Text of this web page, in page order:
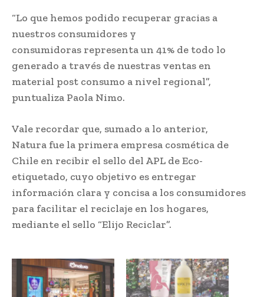
“Lo que hemos podido recuperar gracias a
nuestros consumidores y
consumidoras representa un 41% de todo lo
generado a través de nuestras ventas en
material post consumo a nivel regional”,
puntualiza Paola Nimo.
Vale recordar que, sumado a lo anterior,
Natura fue la primera empresa cosmética de
Chile en recibir el sello del APL de Eco-
etiquetado, cuyo objetivo es entregar
información clara y concisa a los consumidores
para facilitar el reciclaje en los hogares,
mediante el sello “Elijo Reciclar”.